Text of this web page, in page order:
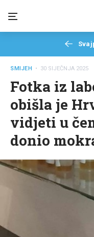
SMIJEH • 30 SIJEČNJA 2025
Fotka iz
obišla je
vidjeti u
donio